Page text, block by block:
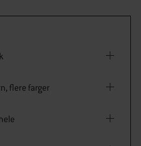
flere farger